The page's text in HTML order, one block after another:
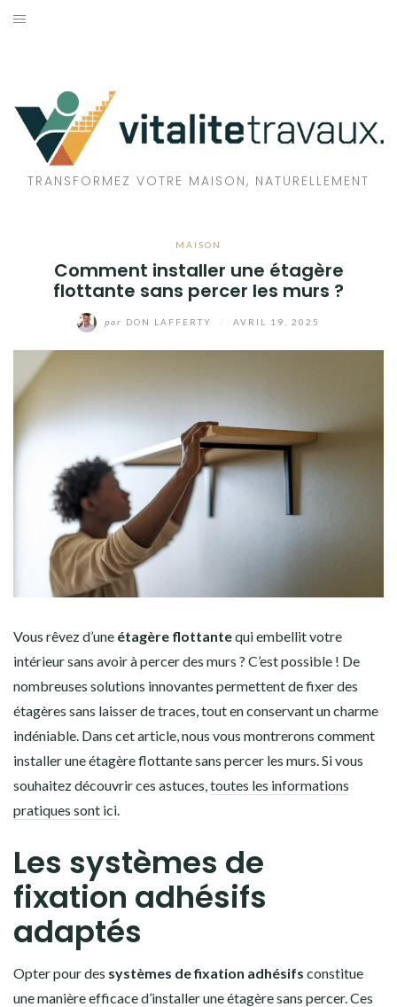
Aller
TRANSFORMEZ VOTRE MAISON, NATURELLEMENT
MAISON
Comment installer une étagère
flottante sans percer les murs ?
par DON LAFFERTY AVRIL 19, 2025
Vous rêvez d’une étagère flottantequi embellit votre
intérieur sans avoir à percer des murs ? C’est possible ! De
nombreuses solutions innovantes permettent de fixer des
étagères sans laisser de traces, tout en conservant un charme
indéniable. Dans cet article, nous vous montrerons comment
installer une étagère flottante sans percer les murs. Si vous
souhaitez découvrir ces astuces, toutes les informations
pratiques sont ici
Les systèmes de
fixation adhésifs
adaptés
Opter pour des systèmes de fixation adhésifs constitue
une manière efficace d’installer une étagère sans percer. Ces
ÉCOLOGIE
BIEN-ÊTRE